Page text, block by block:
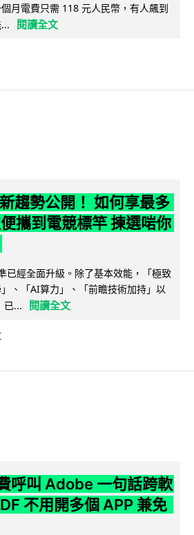
月電費只需 118 元人民幣，有人飆到
閱讀全文
趨勢公開！ 如何享最多
攜到電競標竿 揀選啱你
已經全面升級。除了基本效能，「極致
、「AI算力」、「前瞻技術加持」以
已...
閱讀全文
呼叫 Adobe 一句話跨軟
不用開多個 APP 兼免